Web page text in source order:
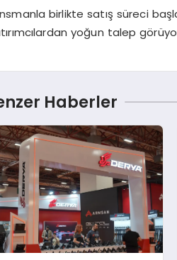
birlikte satış süreci
ımcılardan yoğun talep
Haberler